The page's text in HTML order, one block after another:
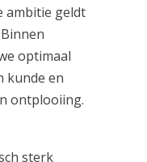
ambitie geldt
optimaal
kunde en
ontplooiing.
sterk